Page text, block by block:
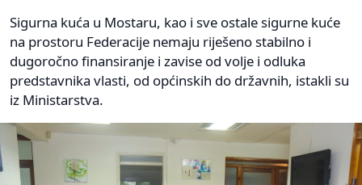
Sigurna kuća u Mostaru, kao i sve ostale sigurne kuće
na prostoru Federacije nemaju riješeno stabilno i
dugoročno finansiranje i zavise od volje i odluka
predstavnika vlasti, od općinskih do državnih, istakli su
iz Ministarstva.